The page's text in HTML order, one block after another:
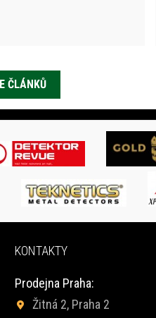
ČLÁNKŮ
KONTAKTY
Prodejna Praha:
Žitná 2, Praha 2